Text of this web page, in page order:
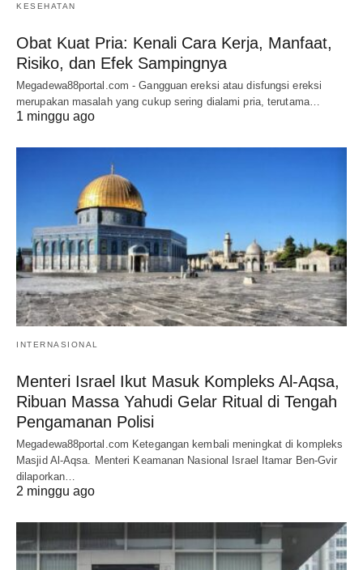
KESEHATAN
Obat Kuat Pria: Kenali Cara Kerja, Manfaat,
Risiko, dan Efek Sampingnya
Megadewa88portal.com - Gangguan ereksi atau disfungsi ereksi
merupakan masalah yang cukup sering dialami pria, terutama…
1 minggu ago
INTERNASIONAL
Menteri Israel Ikut Masuk Kompleks Al-Aqsa,
Ribuan Massa Yahudi Gelar Ritual di Tengah
Pengamanan Polisi
Megadewa88portal.com Ketegangan kembali meningkat di kompleks
Masjid Al-Aqsa. Menteri Keamanan Nasional Israel Itamar Ben-Gvir
dilaporkan…
2 minggu ago